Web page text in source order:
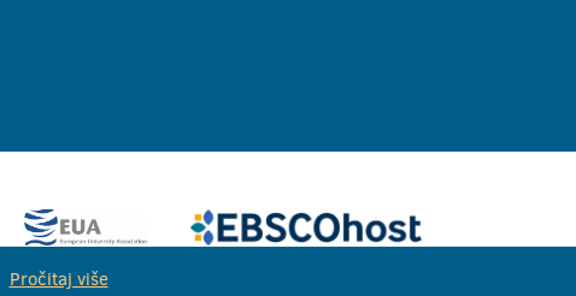
Pročitaj više